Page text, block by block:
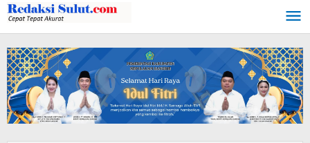
Lewati
ke
konten